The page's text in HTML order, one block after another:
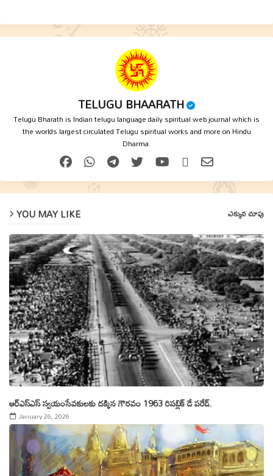
TELUGU BHAARATH
Telugu Bharath is Indian telugu language daily spiritual web journal which is
the worlds largest circulated Telugu spiritual works and more on Hindu
Dharma.
YOU MAY LIKE ఎక్కువ చూపు
ఆర్ఎస్ఎస్ స్వయంసేవకులకు ద‌క్కిన గౌర‌వం 1963 రిపబ్లిక్ డే పరేడ్.
January 26, 2026